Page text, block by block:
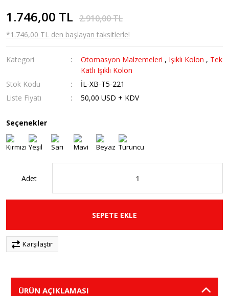
1.746,00 TL 2.910,00 TL
*1.746,00 TL den başlayan taksitlerle!
Kategori Otomasyon Malzemeleri , Işıklı Kolon , Tek
Katlı Işıklı Kolon
Stok Kodu
İL-XB-T5-221
Liste Fiyatı
50,00 USD + KDV
Seçenekler
Adet
SEPETE EKLE
Karşılaştır
ÜRÜN AÇIKLAMASI